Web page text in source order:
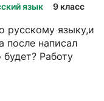
язык 9 класс
русскому языку,и
после написал
Работу